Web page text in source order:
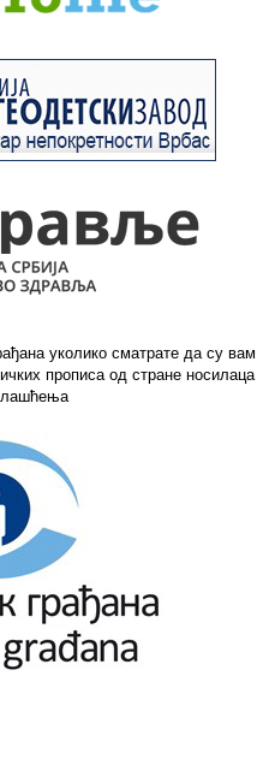
уколико сматрате да су вам
прописа од стране носилаца